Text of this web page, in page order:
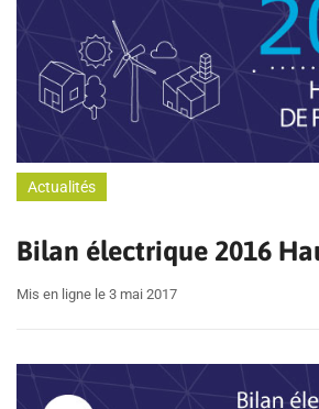
Actualités
Bilan électrique 2016
Mis en ligne le 3 mai 2017